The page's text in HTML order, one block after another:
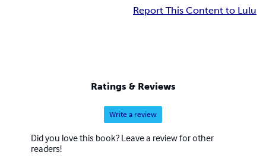
Report This Content to Lulu
Ratings & Reviews
Write a review
Did you love this book? Leave a review for other
readers!